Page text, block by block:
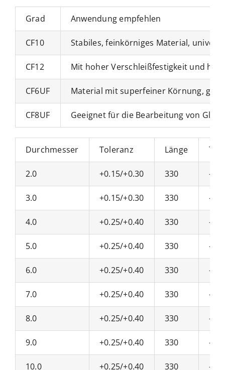
Grad Anwendung empfehlen
CF10 Stabiles, feinkörniges Material,
CF12 Mit hoher Verschleißfestigkeit und
CF6UF Material mit superfeiner Körnung,
CF8UF Geeignet für die Bearbeitung von
Durchmesser Toleranz Länge
2.0 +0.15/+0.30 330 -0/
3.0 +0.15/+0.30 330 -0/
4.0 +0.25/+0.40 330 -0/
5.0 +0.25/+0.40 330 -0/
6.0 +0.25/+0.40 330 -0/
7.0 +0.25/+0.40 330 -0/
8.0 +0.25/+0.40 330 -0/
9.0 +0.25/+0.40 330 -0/
10.0 +0.25/+0.40 330 -0/